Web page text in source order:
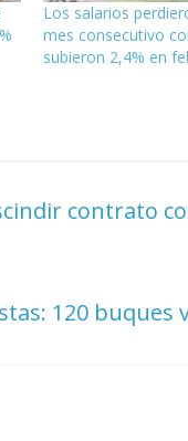
Los salarios
mes consecutivo
subieron 2,4% en
contrato
120 buques